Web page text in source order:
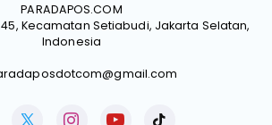
PARADAPOS.COM
Kecamatan Setiabudi, Jakarta Selatan,
Indonesia